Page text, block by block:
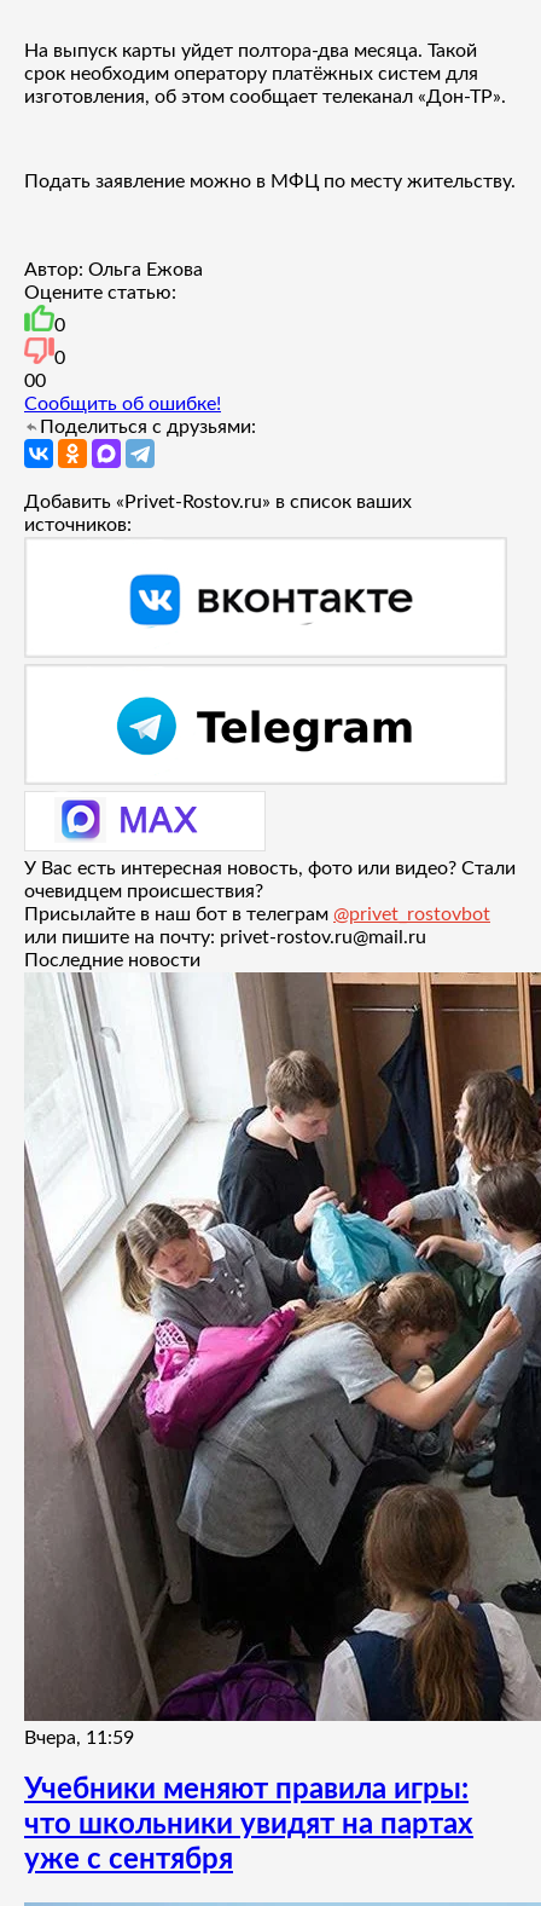
На выпуск карты уйдет полтора-два месяца. Такой
срок необходим оператору платёжных систем для
изготовления, об этом сообщает телеканал «Дон-ТР».
Подать заявление можно в МФЦ по месту жительству.
Автор: Ольга Ежова
Оцените статью:
0
0
00
Сообщить об ошибке!
Поделиться с друзьями:
Добавить «Privet-Rostov.ru» в список ваших
источников:
У Вас есть интересная новость, фото или видео? Стали
очевидцем происшествия?
Присылайте в наш бот в телеграм @privet_rostovbot
или пишите на почту: privet-rostov.ru@mail.ru
Последние новости
Вчера, 11:59
Учебники меняют правила игры:
что школьники увидят на партах
уже с сентября